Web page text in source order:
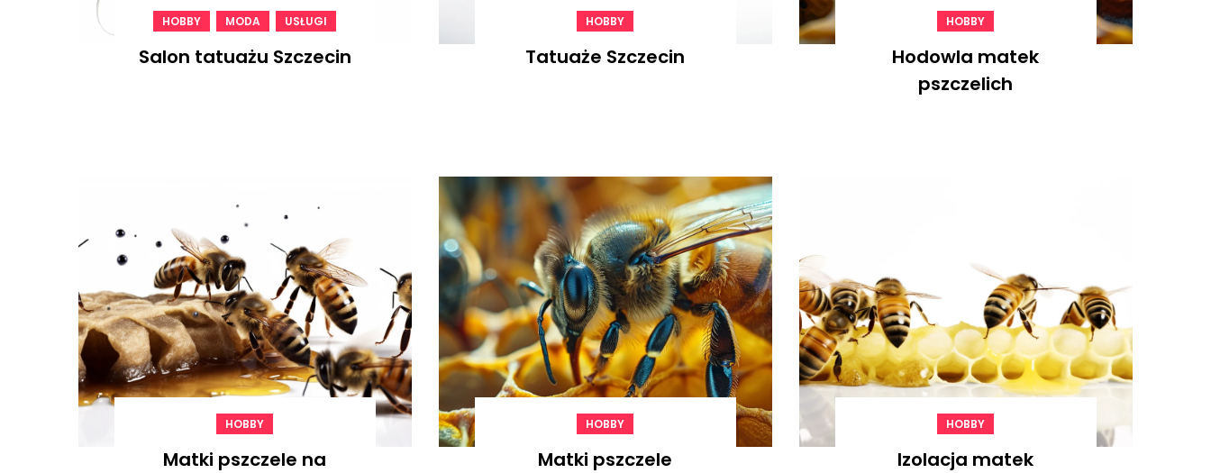
HOBBY MODA USŁUGI
Salon tatuażu Szczecin
HOBBY
Tatuaże Szczecin
HOBBY
Hodowla matek
pszczelich
HOBBY
Matki pszczele na
HOBBY
Matki pszczele
HOBBY
Izolacja matek